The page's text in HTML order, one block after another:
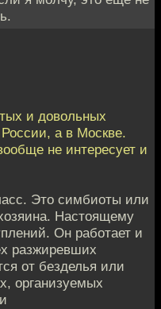
и довольных
а в Москве.
не интересует и
Это симбиоты или
Настоящему
Он работает и
разжиревших
от безделья или
организуемых